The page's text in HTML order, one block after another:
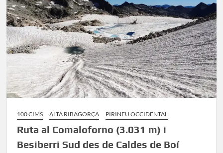
100 CIMS ALTA RIBAGORÇA PIRINEU OCCIDENTAL
Ruta al Comaloforno (3.031 m) i
Besiberri Sud des de Caldes de Boí